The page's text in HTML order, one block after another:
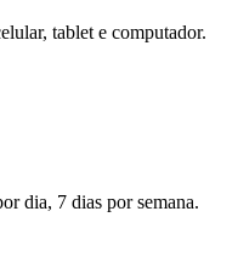
tablet e computador.
dia, 7 dias por semana.